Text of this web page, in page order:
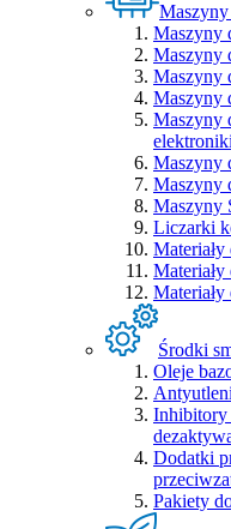
Maszyny
Maszyny
Maszyny
Maszyny
Maszyny
elektroniki
Maszyny
Maszyny
Maszyny
Liczarki
Środki
Oleje
Inhibitory
Dodatki
Pakiety